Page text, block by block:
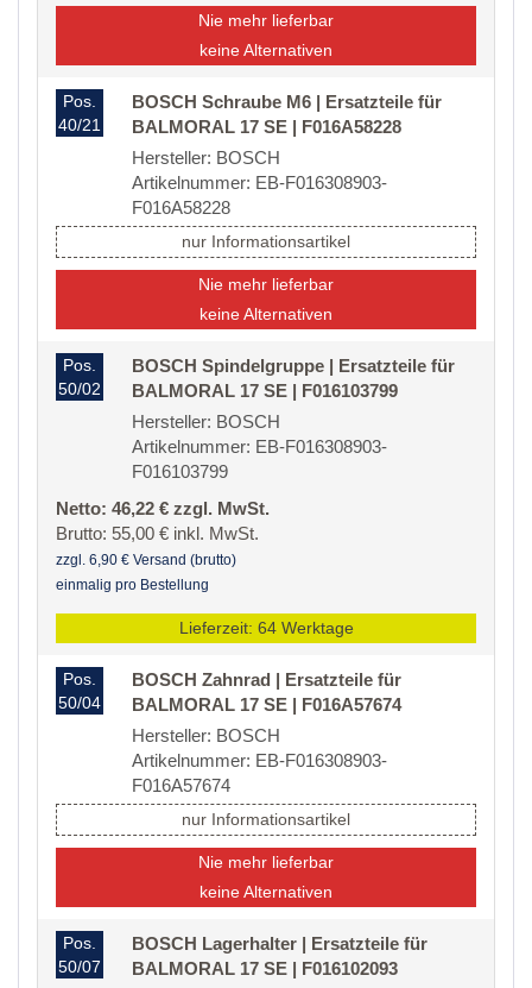
Nie mehr lieferbar
keine Alternativen
Pos.
40/21
BOSCH Schraube M6 | Ersatzteile für
BALMORAL 17 SE | F016A58228
Hersteller: BOSCH
Artikelnummer: EB-F016308903-
F016A58228
nur Informationsartikel
Nie mehr lieferbar
keine Alternativen
Pos.
50/02
BOSCH Spindelgruppe | Ersatzteile für
BALMORAL 17 SE | F016103799
Hersteller: BOSCH
Artikelnummer: EB-F016308903-
F016103799
Netto: 46,22 € zzgl. MwSt.
Brutto: 55,00 € inkl. MwSt.
zzgl. 6,90 € Versand (brutto)
einmalig pro Bestellung
Lieferzeit: 64 Werktage
Pos.
50/04
BOSCH Zahnrad | Ersatzteile für
BALMORAL 17 SE | F016A57674
Hersteller: BOSCH
Artikelnummer: EB-F016308903-
F016A57674
nur Informationsartikel
Nie mehr lieferbar
keine Alternativen
Pos.
50/07
BOSCH Lagerhalter | Ersatzteile für
BALMORAL 17 SE | F016102093